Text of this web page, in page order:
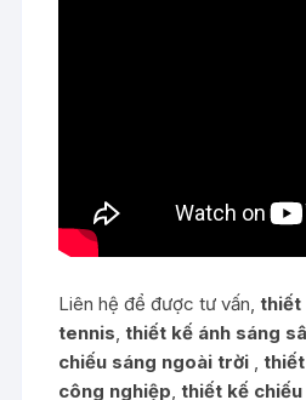
Liên hệ để được tư vấn,thiết
tennis ,thiết kế ánh sáng
chiếu sáng ngoài trời ,
công nghiệp ,thiết kế chiếu